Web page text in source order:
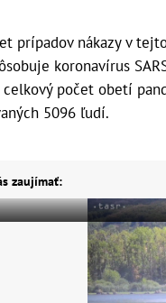
prípadov nákazy v
koronavírus
počet obetí
5096 ľudí.
zaujímať: